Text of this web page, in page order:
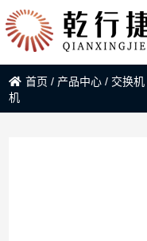
首页 / 产品中心 / 交换机
机